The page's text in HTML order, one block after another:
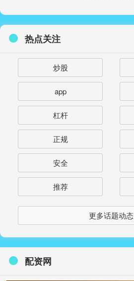
热点关注
炒股
app
杠杆
正规
安全
推荐
更多话题动态
配资网